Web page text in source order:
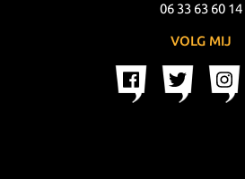
06 33 63 60 14
VOLG MIJ